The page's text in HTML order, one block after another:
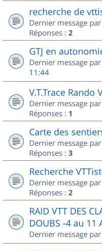
recherche de
Dernier message par
Réponses : 2
GTJ en
Dernier message par
11:44
V.T.Trace Rando
Dernier message par
Réponses : 1
Carte des
Dernier message par
Réponses : 3
Recherche
Dernier message par
Réponses : 2
RAID VTT DES
DOUBS -4 au 11
Dernier message par